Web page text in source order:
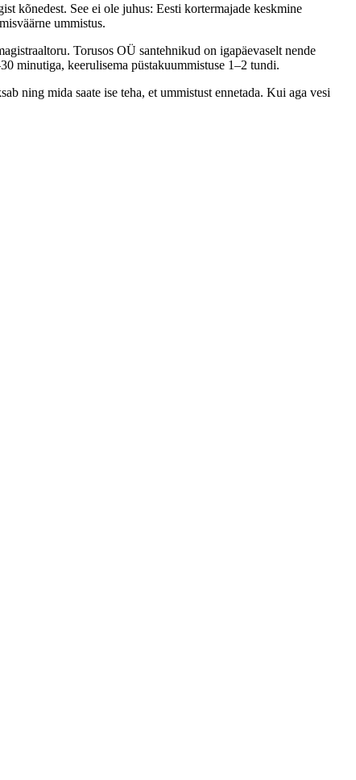
kõnedest. See ei ole juhus: Eesti kortermajade keskmine
ummistus.
Torusos OÜ santehnikud on igapäevaselt nende
minutiga, keerulisema püstakuummistuse 1–2 tundi.
ning mida saate ise teha, et ummistust ennetada. Kui aga vesi